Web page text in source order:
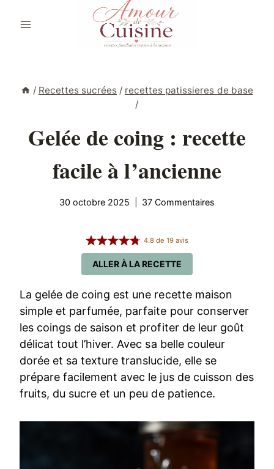
/ Recettes sucrées / recettes patissieres de base
/
Gelée de coing : recette
facile à l’ancienne
30 octobre 2025 37 Commentaires
ALLER À LA RECETTE
4.8 de 19avis
La gelée de coing est une recette maison
simple et parfumée, parfaite pour conserver
les coings de saison et profiter de leur goût
délicat tout l’hiver. Avec sa belle couleur
dorée et sa texture translucide, elle se
prépare facilement avec le jus de cuisson des
fruits, du sucre et un peu de patience.